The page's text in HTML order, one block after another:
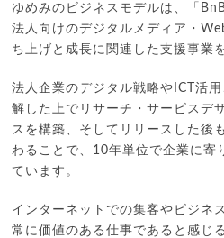
ゆめみのビジネスモデルは、「
法人向けのデジタルメディア・
ち上げと成長に関連した支援事業
法人企業のデジタル戦略やICT活
解した上でリサーチ・サービスデ
スを構築、そしてリリースした後
わることで、10年単位で企業に寄
ています。
インターネットでの集客やビジネ
常に価値のある仕事であると感じ